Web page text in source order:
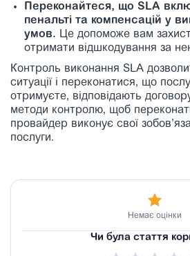
Переконайтеся, що SLA
пенальті та компенсацій у
умов. Це допоможе вам
отримати відшкодування за
Контроль виконання SLA
ситуації і переконатися, що
отримуєте, відповідають
методи контролю, щоб
провайдер виконує свої
послуги.
Немає оцінки
Чи була стаття